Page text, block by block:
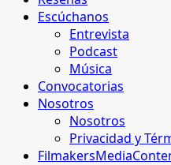
Escúchanos
Entrevista
Podcast
Música
Convocatorias
Nosotros
Nosotros
Privacidad y